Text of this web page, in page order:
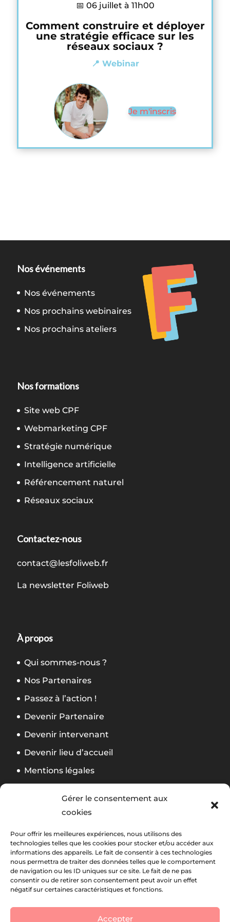
Gérer le consentement aux
cookies
Pour offrir les meilleures expériences, nous utilisons des
technologies telles que les cookies pour stocker et/ou accéder aux
informations des appareils. Le fait de consentir à ces technologies
nous permettra de traiter des données telles que le comportement
de navigation ou les ID uniques sur ce site. Le fait de ne pas
consentir ou de retirer son consentement peut avoir un effet
négatif sur certaines caractéristiques et fonctions.
Accepter
📅 06 juillet à 11h00
Comment construire et déployer
une stratégie efficace sur les
réseaux sociaux ?
📍 Webinar
Je m'inscris
Nos événements
Nos événements
Nos prochains webinaires
Nos prochains ateliers
Nos formations
Site web CPF
Webmarketing CPF
Stratégie numérique
Intelligence artificielle
Référencement naturel
Réseaux sociaux
Contactez-nous
contact@lesfoliweb.fr
La newsletter Foliweb
À propos
Qui sommes-nous ?
Nos Partenaires
Passez à l’action !
Devenir Partenaire
Devenir intervenant
Devenir lieu d’accueil
Mentions légales
CGV Formation
Suivez notre actuLa newsletter Foliweb